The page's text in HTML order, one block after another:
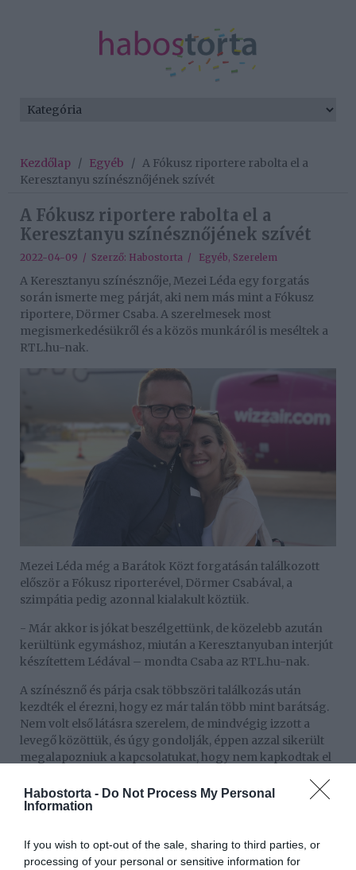
Habostorta - Do Not Process My Personal
Information
If you wish to opt-out of the sale, sharing to third parties, or
processing of your personal or sensitive information for
Kezdőlap / Egyéb / A Fókusz riportere rabolta el a
Keresztanyu színésznőjének szívét
A Fókusz riportere rabolta el a
Keresztanyu színésznőjének szívét
2022-04-09 / Szerző: Habostorta / Egyéb, Szerelem
A Keresztanyu színésznője, Mezei Léda egy forgatás
során ismerte meg párját, aki nem más mint a Fókusz
riportere, Dörmer Csaba. A szerelmesek most
megismerkedésükről és a közös munkáról is meséltek a
RTL.hu-nak.
Mezei Léda még a Barátok Közt forgatásán találkozott
először a Fókusz riporterével, Dörmer Csabával, a
szimpátia pedig azonnal kialakult köztük.
- Már akkor is jókat beszélgettünk, de közelebb azután
kerültünk egymáshoz, miután a Keresztanyuban interjút
készítettem Lédával – mondta Csaba az RTL.hu-nak.
A színésznő és párja csak többszöri találkozás után
kezdték el érezni, hogy ez már talán több mint barátság.
Nem volt első látásra szerelem, de mindvégig izzott a
levegő közöttük, és úgy gondolják, éppen azzal sikerült
megalapozniuk a kapcsolatukat, hogy nem kapkodtak el
- Szerintem pont ez a szép benne, hogy már elég jól
szerelmével dolgozni: